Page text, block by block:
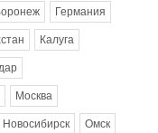
Германия
Калуга
Москва
Новосибирск Омск